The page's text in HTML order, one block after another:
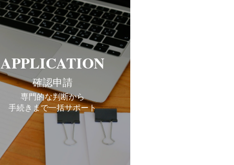
APPLICATION
確認申請
専門的な判断から
手続きまで一括サポート